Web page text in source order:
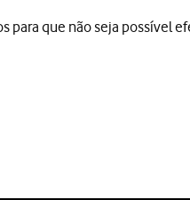
para que não seja possível